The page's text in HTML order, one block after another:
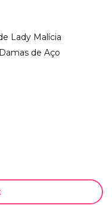
Lady Malícia
de Aço